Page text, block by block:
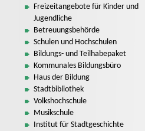
Freizeitangebote für Kinder und
Jugendliche
Betreuungsbehörde
Schulen und Hochschulen
Bildungs- und Teilhabepaket
Kommunales Bildungsbüro
Haus der Bildung
Stadtbibliothek
Volkshochschule
Musikschule
Institut für Stadtgeschichte